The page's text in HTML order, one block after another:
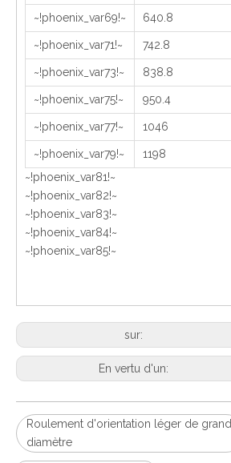
~!phoenix_var69!~ 640.8
~!phoenix_var71!~ 742.8
~!phoenix_var73!~ 838.8
~!phoenix_var75!~ 950.4
~!phoenix_var77!~ 1046
~!phoenix_var79!~ 1198
~!phoenix_var81!~
~!phoenix_var82!~
~!phoenix_var83!~
~!phoenix_var84!~
~!phoenix_var85!~
sur:
En vertu d'un:
Roulement d'orientation léger de grand
diamètre